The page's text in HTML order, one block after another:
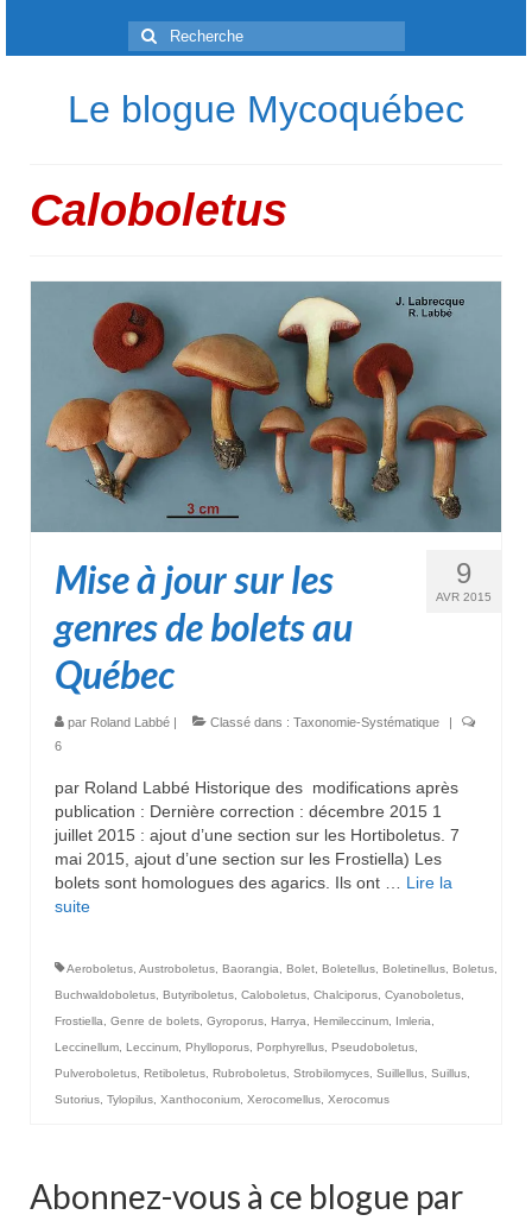
Rechercher
:
Le blogue Mycoquébec
Caloboletus
9
AVR 2015
Mise à jour sur les
genres de bolets au
Québec
par Roland Labbé | Classé dans : Taxonomie-Systématique
|
6
par Roland Labbé Historique des modifications après
publication : Dernière correction : décembre 2015 1
juillet 2015 : ajout d’une section sur les Hortiboletus. 7
mai 2015, ajout d’une section sur les Frostiella) Les
bolets sont homologues des agarics. Ils ont … Lire la
suite­­
Aeroboletus Austroboletus Baorangia Bolet Boletellus Boletinellus Boletus
Buchwaldoboletus Butyriboletus Caloboletus Chalciporus Cyanoboletus
Frostiella
Genre de bolets Gyroporus Harrya Hemileccinum Imleria
Leccinellum Leccinum Phylloporus Porphyrellus Pseudoboletus
Pulveroboletus Retiboletus Rubroboletus Strobilomyces Suillellus Suillus
Sutorius Tylopilus Xanthoconium Xerocomellus Xerocomus
Abonnez-vous à ce blogue par